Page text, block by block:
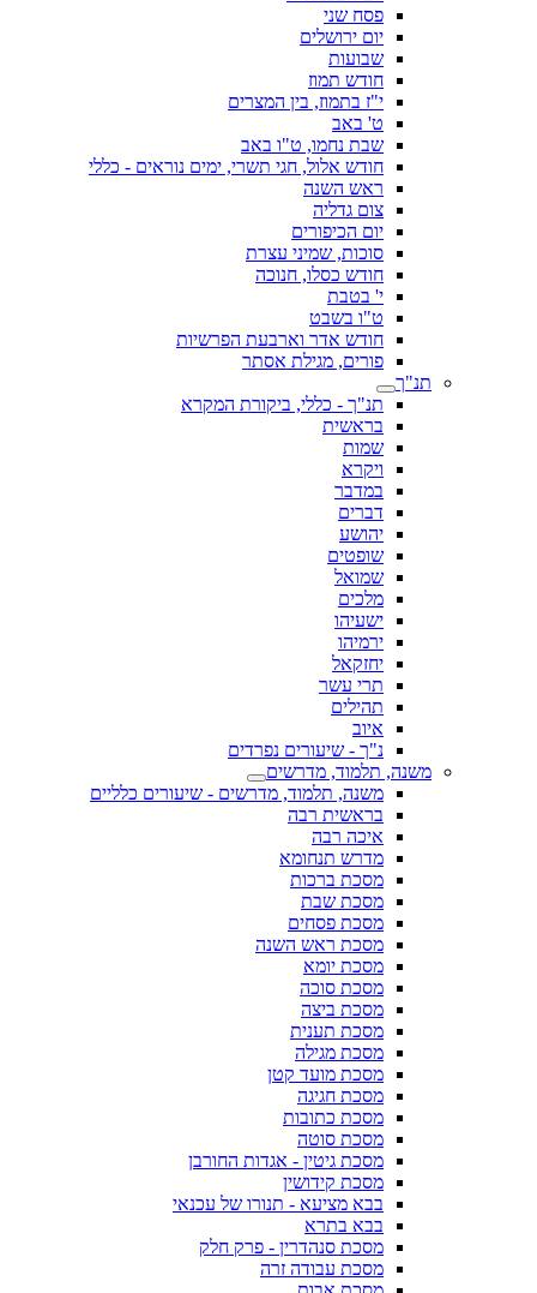
פסח שני
יום ירושלים
שבועות
חודש תמוז
י"ז בתמוז, בין המצרים
ט' באב
שבת נחמו, ט"ו באב
חודש אלול, חגי תשרי, ימים נוראים - כללי
ראש השנה
צום גדליה
יום הכיפורים
סוכות, שמיני עצרת
חודש כסלו, חנוכה
י' בטבת
ט"ו בשבט
חודש אדר וארבעת הפרשיות
פורים, מגילת אסתר
תנ"ך
תנ"ך - כללי, ביקורת המקרא
בראשית
שמות
ויקרא
במדבר
דברים
יהושע
שופטים
שמואל
מלכים
ישעיהו
ירמיהו
יחזקאל
תרי עשר
תהילים
איוב
נ"ך - שיעורים נפרדים
משנה, תלמוד, מדרשים
משנה, תלמוד, מדרשים - שיעורים כלליים
בראשית רבה
איכה רבה
מדרש תנחומא
מסכת ברכות
מסכת שבת
מסכת פסחים
מסכת ראש השנה
מסכת יומא
מסכת סוכה
מסכת ביצה
מסכת תענית
מסכת מגילה
מסכת מועד קטן
מסכת חגיגה
מסכת כתובות
מסכת סוטה
מסכת גיטין - אגדות החורבן
מסכת קידושין
בבא מציעא - תנורו של עכנאי
בבא בתרא
מסכת סנהדרין - פרק חלק
מסכת עבודה זרה